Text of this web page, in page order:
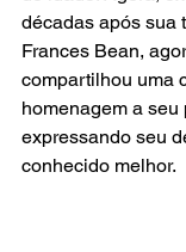
décadas após sua
Frances Bean,
compartilhou uma
homenagem a seu
expressando seu
conhecido melhor.